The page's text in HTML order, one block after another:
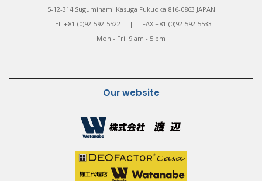
5-12-314 Suguminami Kasuga Fukuoka 816-0863 JAPAN
TEL +81-(0)92-592-5522 | FAX +81-(0)92-592-5533
Mon - Fri: 9 am - 5 pm
Our website